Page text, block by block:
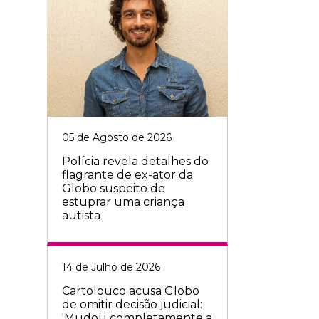
05 de Agosto de 2026
Polícia revela detalhes do
flagrante de ex-ator da
Globo suspeito de
estuprar uma criança
autista
14 de Julho de 2026
Cartolouco acusa Globo
de omitir decisão judicial: